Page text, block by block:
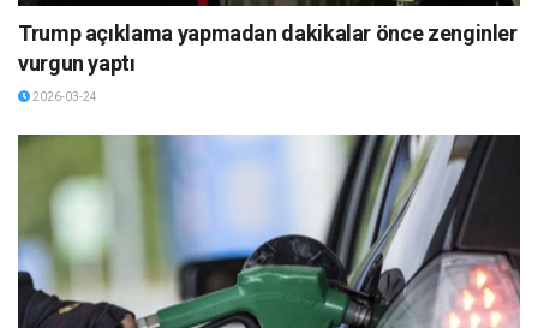
Trump açıklama yapmadan dakikalar önce zenginler
vurgun yaptı
2026-03-24